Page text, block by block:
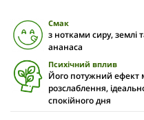
Смак
з нотками сиру, землі
ананаса
Психічний вплив
Його потужний ефект
розслаблення,
спокійного дня